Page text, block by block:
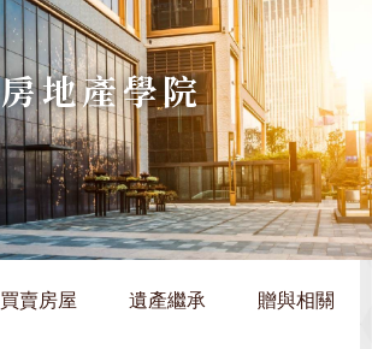
房地產學院
買賣房屋 遺產繼承 贈與相關